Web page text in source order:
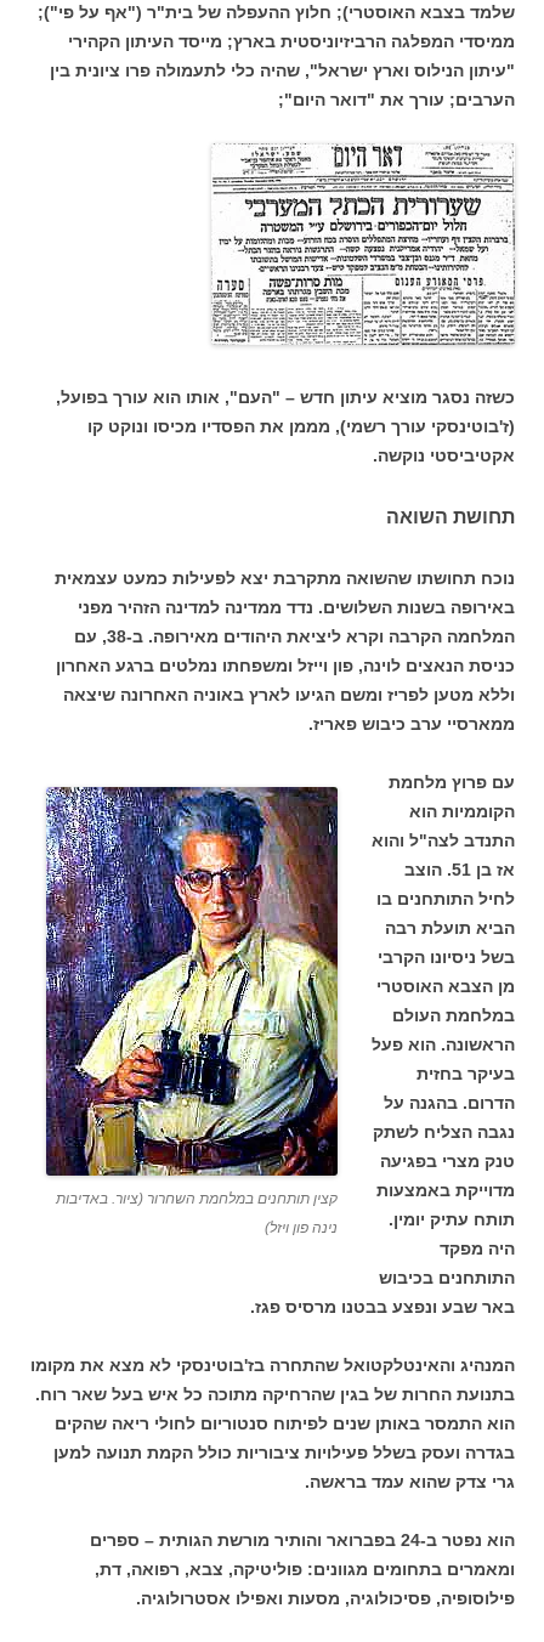
שלמד בצבא האוסטרי); חלוץ ההעפלה של בית"ר ("אף על פי");
ממיסדי המפלגה הרביזיוניסטית בארץ; מייסד העיתון הקהירי
"עיתון הנילוס וארץ ישראל", שהיה כלי לתעמולה פרו ציונית בין
הערבים; עורך את "דואר היום";
כשזה נסגר מוציא עיתון חדש – "העם", אותו הוא עורך בפועל,
(ז'בוטינסקי עורך רשמי), מממן את הפסדיו מכיסו ונוקט קו
אקטיביסטי נוקשה.
תחושת השואה
נוכח תחושתו שהשואה מתקרבת יצא לפעילות כמעט עצמאית
באירופה בשנות השלושים. נדד ממדינה למדינה הזהיר מפני
המלחמה הקרבה וקרא ליציאת היהודים מאירופה. ב-38, עם
כניסת הנאצים לוינה, פון וייזל ומשפחתו נמלטים ברגע האחרון
וללא מטען לפריז ומשם הגיעו לארץ באוניה האחרונה שיצאה
ממארסיי ערב כיבוש פאריז.
קצין תותחנים במלחמת השחרור (ציור. באדיבות
נינה פון ויזל)
עם פרוץ מלחמת
הקוממיות הוא
התנדב לצה"ל והוא
אז בן 51. הוצב
לחיל התותחנים בו
הביא תועלת רבה
בשל ניסיונו הקרבי
מן הצבא האוסטרי
במלחמת העולם
הראשונה. הוא פעל
בעיקר בחזית
הדרום. בהגנה על
נגבה הצליח לשתק
טנק מצרי בפגיעה
מדוייקת באמצעות
תותח עתיק יומין.
היה מפקד
התותחנים בכיבוש
באר שבע ונפצע בבטנו מרסיס פגז.
המנהיג והאינטלקטואל שהתחרה בז'בוטינסקי לא מצא את מקומו
בתנועת החרות של בגין שהרחיקה מתוכה כל איש בעל שאר רוח.
הוא התמסר באותן שנים לפיתוח סנטוריום לחולי ריאה שהקים
בגדרה ועסק בשלל פעילויות ציבוריות כולל הקמת תנועה למען
גרי צדק שהוא עמד בראשה.
הוא נפטר ב-24 בפברואר והותיר מורשת הגותית – ספרים
ומאמרים בתחומים מגוונים: פוליטיקה, צבא, רפואה, דת,
פילוסופיה, פסיכולוגיה, מסעות ואפילו אסטרולוגיה.